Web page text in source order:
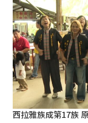
西拉雅族成第17族